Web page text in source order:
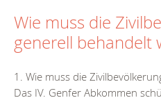
Wie muss die
generell behandelt
1. Wie muss die
Das IV. Genfer Abkommen